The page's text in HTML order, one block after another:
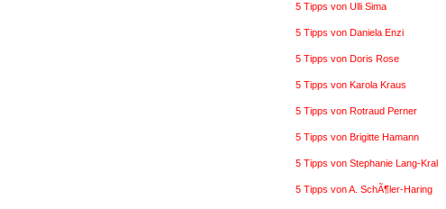
5 Tipps von Ulli Sima
5 Tipps von Daniela Enzi
5 Tipps von Doris Rose
5 Tipps von Karola Kraus
5 Tipps von Rotraud Perner
5 Tipps von Brigitte Hamann
5 Tipps von Stephanie Lang-Kral
5 Tipps von A. SchÃ¶ler-Haring